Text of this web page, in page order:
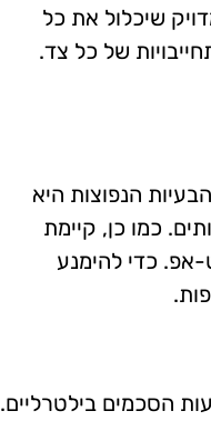
שיכלול את כל
של כל צד.
הנפוצות היא
כמו כן, קיימת
כדי להימנע
הסכמים בילטרליים.